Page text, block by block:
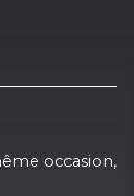
occasion,